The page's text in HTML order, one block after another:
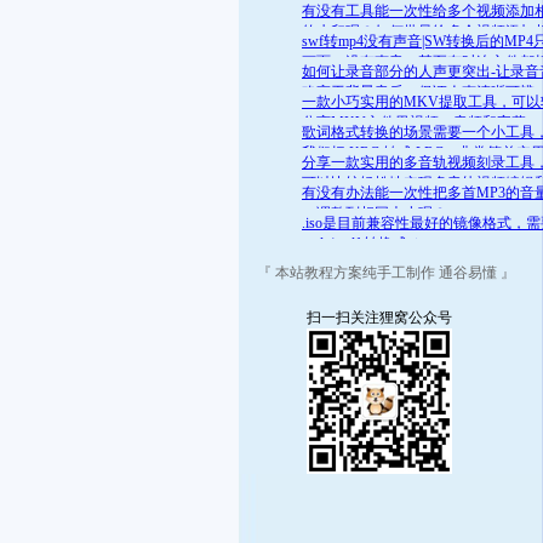
有没有工具能一次性给多个视频添加
的水印呢？如何批量给多个视频添加
的水印
swf转mp4没有声音|SW转换后的MP4
画面，没有声音，甚至有时连文件都
开
如何让录音部分的人声更突出-让录音
略高于背景音乐，保证人声清晰可辨
一款小巧实用的MKV提取工具，可
分离MKV文件里视频、音频和字幕
歌词格式转换的场景需要一个小工具
我们把 KRC 转成 LRC，非常简单实
分享一款实用的多音轨视频刻录工具
可以比较轻松地实现多音轨视频编辑
录
有没有办法能一次性把多首MP3的音
一调整到相同大小呢？
.iso是目前兼容性最好的镜像格式，
.mds/.mdf 转换成 .iso
『 本站教程方案纯手工制作 通谷易懂 』
扫一扫关注狸窝公众号